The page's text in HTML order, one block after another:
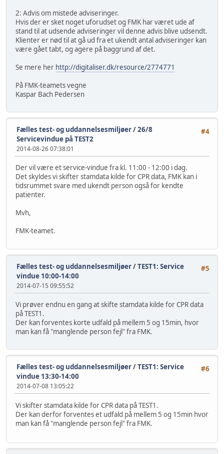
2: Advis om mistede adviseringer.
Hvis der er sket noget uforudset og FMK har været ude af
stand til at udsende adviseringer vil denne advis blive udsendt.
Klienter er nød til at gå ud fra et ukendt antal adviseringer kan
være gået tabt, og agere på baggrund af det.
Se mere her http://digitaliser.dk/resource/2774771
På FMK-teamets vegne
Kaspar Bach Pedersen
#4
Fælles test- og uddannelsesmiljøer/26/8
Servicevindue på TEST2
2014-08-26 07:38:01
Der vil være et service-vindue fra kl. 11:00 - 12:00 i dag.
Det skyldes vi skifter stamdata kilde for CPR data, FMK kan i
tidsrummet svare med ukendt person også for kendte
patienter.
Mvh,
FMK-teamet.
#5
Fælles test- og uddannelsesmiljøer/TEST1: Service
vindue 10:00-14:00
2014-07-15 09:55:52
Vi prøver endnu en gang at skifte stamdata kilde for CPR data
på TEST1.
Der kan forventes korte udfald på mellem 5 og 15min, hvor
man kan få "manglende person fejl" fra FMK.
#6
Fælles test- og uddannelsesmiljøer/TEST1: Service
vindue 13:30-14:00
2014-07-08 13:05:22
Vi skifter stamdata kilde for CPR data på TEST1.
Der kan derfor forventes et udfald på mellem 5 og 15min hvor
man kan få "manglende person fejl" fra FMK.